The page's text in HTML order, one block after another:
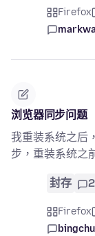
Firefox
浏览器同步问题
我重装系统之后
步，重装系统之
封存 2
Firefox